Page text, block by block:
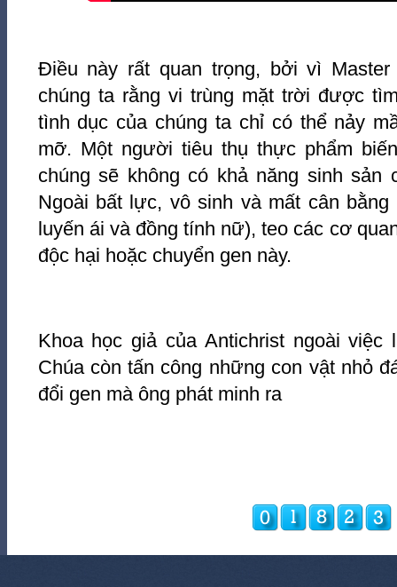
Điều này rất quan trọng, bởi vì Master
chúng ta rằng vi trùng mặt trời được
tình dục của chúng ta chỉ có thể nảy
mỡ. Một người tiêu thụ thực phẩm
chúng sẽ không có khả năng sinh sản
Ngoài bất lực, vô sinh và mất cân
luyến ái và đồng tính nữ), teo các cơ
độc hại hoặc chuyển gen này.
Khoa học giả của Antichrist ngoài việc
Chúa còn tấn công những con vật nhỏ
đổi gen mà ông phát minh ra